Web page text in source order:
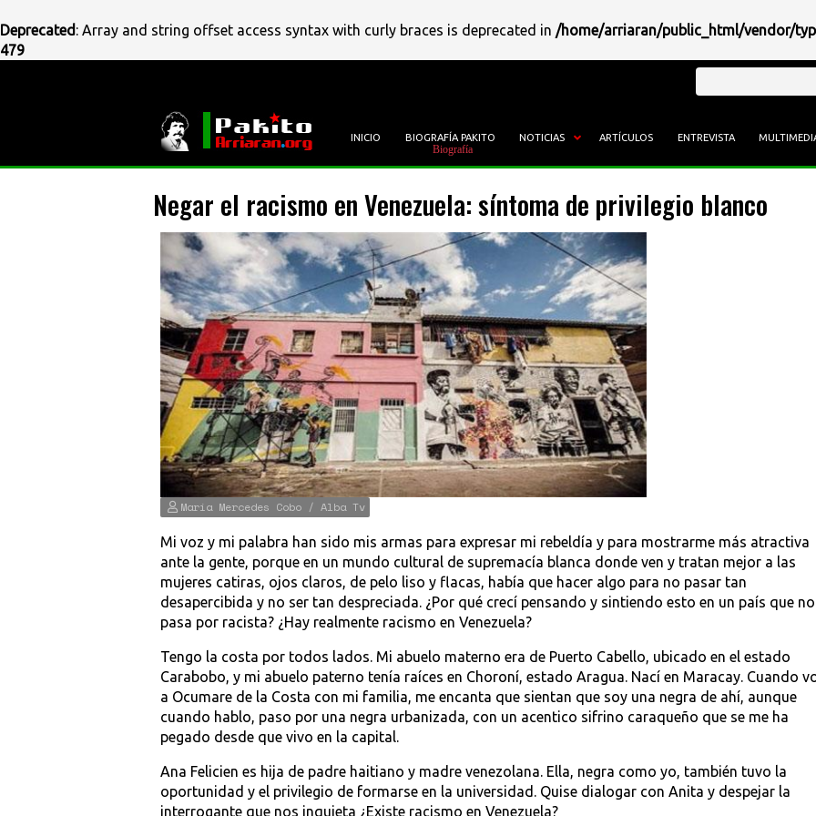
Deprecated: Array and string offset access syntax with curly braces is deprecated in /home/arriaran/public_html/vendor/
479
Buscar
INICIO BIOGRAFÍA PAKITO NOTICIAS ARTÍCULOS ENTREVISTA
Negar el racismo en Venezuela: síntoma de privilegio blanco
María Mercedes Cobo / Alba Tv
Mi voz y mi palabra han sido mis armas para expresar mi rebeldía y para mostrarme más atractiva
ante la gente, porque en un mundo cultural de supremacía blanca donde ven y tratan mejor a las
mujeres catiras, ojos claros, de pelo liso y flacas, había que hacer algo para no pasar tan
desapercibida y no ser tan despreciada. ¿Por qué crecí pensando y sintiendo esto en un país que no
pasa por racista? ¿Hay realmente racismo en Venezuela?
Tengo la costa por todos lados. Mi abuelo materno era de Puerto Cabello, ubicado en el estado
Carabobo, y mi abuelo paterno tenía raíces en Choroní, estado Aragua. Nací en Maracay. Cuando
a Ocumare de la Costa con mi familia, me encanta que sientan que soy una negra de ahí, aunque
cuando hablo, paso por una negra urbanizada, con un acentico sifrino caraqueño que se me ha
pegado desde que vivo en la capital.
Ana Felicien es hija de padre haitiano y madre venezolana. Ella, negra como yo, también tuvo la
oportunidad y el privilegio de formarse en la universidad. Quise dialogar con Anita y despejar la
interrogante que nos inquieta ¿Existe racismo en Venezuela?